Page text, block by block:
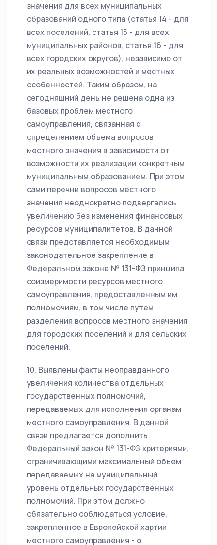
значения для всех муниципальных
образований одного типа (статья 14 - для
всех поселений, статья 15 - для всех
муниципальных районов, статья 16 - для
всех городских округов), независимо от
их реальных возможностей и местных
особенностей. Таким образом, на
сегодняшний день не решена одна из
базовых проблем местного
самоуправления, связанная с
определением объема вопросов
местного значения в зависимости от
возможности их реализации конкретным
муниципальным образованием. При этом
сами перечни вопросов местного
значения неоднократно подвергались
увеличению без изменения финансовых
ресурсов муниципалитетов. В данной
связи представляется необходимым
законодательное закрепление в
Федеральном законе № 131-ФЗ принципа
соизмеримости ресурсов местного
самоуправления, предоставленным им
полномочиям, в том числе путем
разделения вопросов местного значения
для городских поселений и для сельских
поселений.
10. Выявлены факты неоправданного
увеличения количества отдельных
государственных полномочий,
передаваемых для исполнения органам
местного самоуправления. В данной
связи предлагается дополнить
Федеральный закон № 131-ФЗ критериями,
ограничивающими максимальный объем
передаваемых на муниципальный
уровень отдельных государственных
полномочий. При этом должно
обязательно соблюдаться условие,
закрепленное в Европейской хартии
местного самоуправления - о